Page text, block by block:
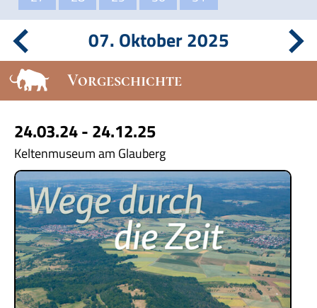
07. Oktober 2025
Vorgeschichte
24.03.24 - 24.12.25
Keltenmuseum am Glauberg